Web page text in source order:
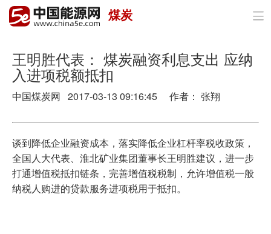
首页
政策与经济
电力
新能源
节能环保
煤炭 
王明胜代表： 煤炭融资利息支出 应纳
入进项税额抵扣
中国煤炭网 2017-03-13 09:16:45 作者： 张翔
谈到降低企业融资成本，落实降低企业杠杆率税收政策，
全国人大代表、淮北矿业集团董事长王明胜建议，进一步
打通增值税抵扣链条，完善增值税税制，允许增值税一般
纳税人购进的贷款服务进项税用于抵扣。